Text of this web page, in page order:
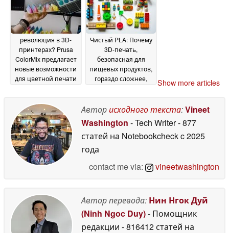
революция в 3D-
принтерах? Prusa
ColorMix предлагает
новые возможности
для цветной печати
Чистый PLA: Почему
3D-печать,
безопасная для
пищевых продуктов,
гораздо сложнее,
Show more articles
Авторисходного текста:Vineet
Washington - Tech Writer- 877
статей на Notebookcheckc 2025
года
contact me via:
vineetwashington
Автор перевода: Нин Нгок Дуй
(Ninh Ngoc Duy)- Помощник
редакции - 816412 статей на